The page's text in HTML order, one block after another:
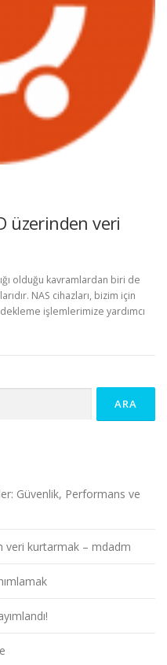
üzerinden veri
olduğu kavramlardan biri de
NAS cihazları, bizim için
işlemlerimize yardımcı
Güvenlik, Performans ve
veri kurtarmak – mdadm